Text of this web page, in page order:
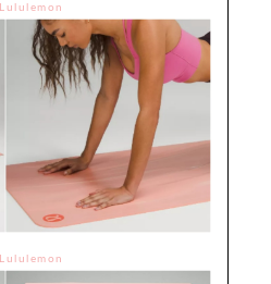
Lululemon
Lululemon